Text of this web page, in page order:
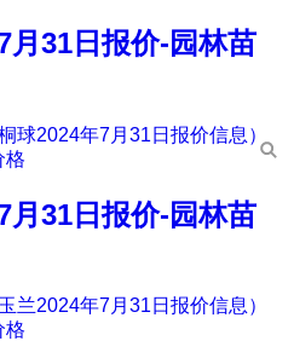
月31日报价-园林苗
球2024年7月31日报价信息）
格
月31日报价-园林苗
兰2024年7月31日报价信息）
格